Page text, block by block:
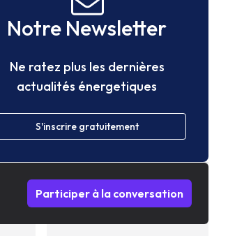
Notre Newsletter
Ne ratez plus les dernières
actualités énergetiques
S'inscrire gratuitement
Participer à la conversation